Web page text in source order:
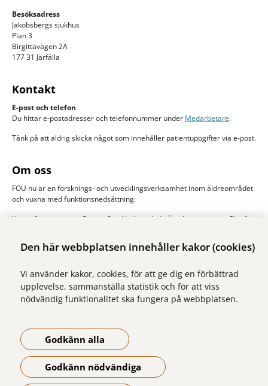
Den här webbplatsen innehåller kakor (cookies)
Vi använder kakor, cookies, för att ge dig en förbättrad
upplevelse, sammanställa statistik och för att viss
nödvändig funktionalitet ska fungera på webbplatsen.
Godkänn alla
Godkänn nödvändiga
Besöksadress
Jakobsbergs sjukhus
Plan 3
Birgittavägen 2A
177 31 Järfälla
Kontakt
E-post och telefon
Du hittar e-postadresser och telefonnummer under Medarbetare.
Tänk på att aldrig skicka något som innehåller patientuppgifter via e-post.
Om oss
FOU nu är en forsknings- och utvecklingsverksamhet inom äldreområdet
och vuxna med funktionsnedsättning.
Vi samfinansieras av Region Stockholm och de åtta kommunerna Ekerö,
Upplands Väsby. Huvudman är Stockholms läns sjukvårdsområde, SLSO.